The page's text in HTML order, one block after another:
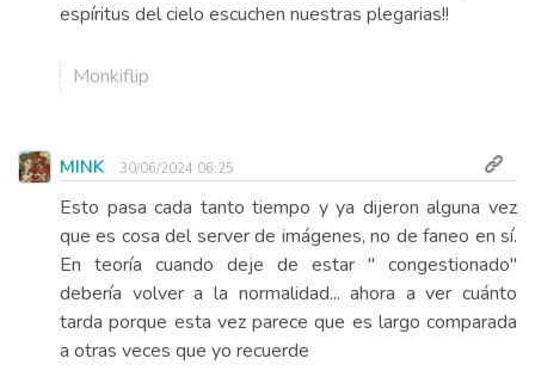
espíritus del cielo escuchen nuestras plegarias!!
Monkiflip
MINK 30/06/2024 06:25
Esto pasa cada tanto tiempo y ya dijeron alguna vez
que es cosa del server de imágenes, no de faneo en sí.
En teoría cuando deje de estar " congestionado"
debería volver a la normalidad... ahora a ver cuánto
tarda porque esta vez parece que es largo comparada
a otras veces que yo recuerde